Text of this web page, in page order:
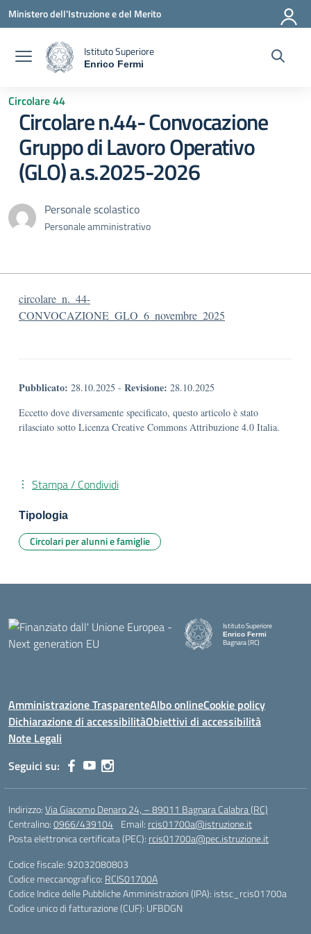
Vai ai contenuti
Vai al menu di navigazione
Vai al footer
Ministero dell'Istruzione e del Merito
Istituto Superiore
Enrico Fermi
Circolare 44
Circolare n.44- Convocazione
Gruppo di Lavoro Operativo
(GLO) a.s.2025-2026
Personale scolastico
Personale amministrativo
circolare_n._44-
CONVOCAZIONE_GLO_6_novembre_2025
Pubblicato: 28.10.2025 - Revisione: 28.10.2025
Eccetto dove diversamente specificato, questo articolo è stato
rilasciato sotto Licenza Creative Commons Attribuzione 4.0 Italia.
Stampa / Condividi
Tipologia
Circolari per alunni e famiglie
Istituto Superiore
Enrico Fermi
Bagnara (RC)
— Visita la pagina iniziale
Amministrazione TrasparenteAlbo onlineCookie policy
Dichiarazione di accessibilitàObiettivi di accessibilità
Note Legali
Seguici su:
Indirizzo:Via Giacomo Denaro 24, – 89011 Bagnara Calabra (RC)
Centralino:0966/439104 Email: rcis01700a@istruzione.it
Posta elettronica certificata (PEC): rcis01700a@pec.istruzione.it
Codice fiscale: 92032080803
Codice meccanografico: RCIS01700A
Codice Indice delle Pubbliche Amministrazioni (IPA): istsc_rcis01700a
Codice unico di fatturazione (CUF): UFBDGN